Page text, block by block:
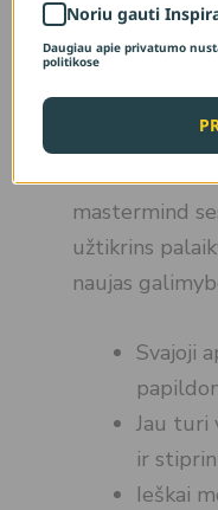
Tai mokymų
žmonėms.
parengti
taikyti
savarankiškai.
mastermind
užtikrins
naujas
Svajoji
Jau turi
ir
Ieškai
Noriu gauti
Daugiau apie privatumo
politikose